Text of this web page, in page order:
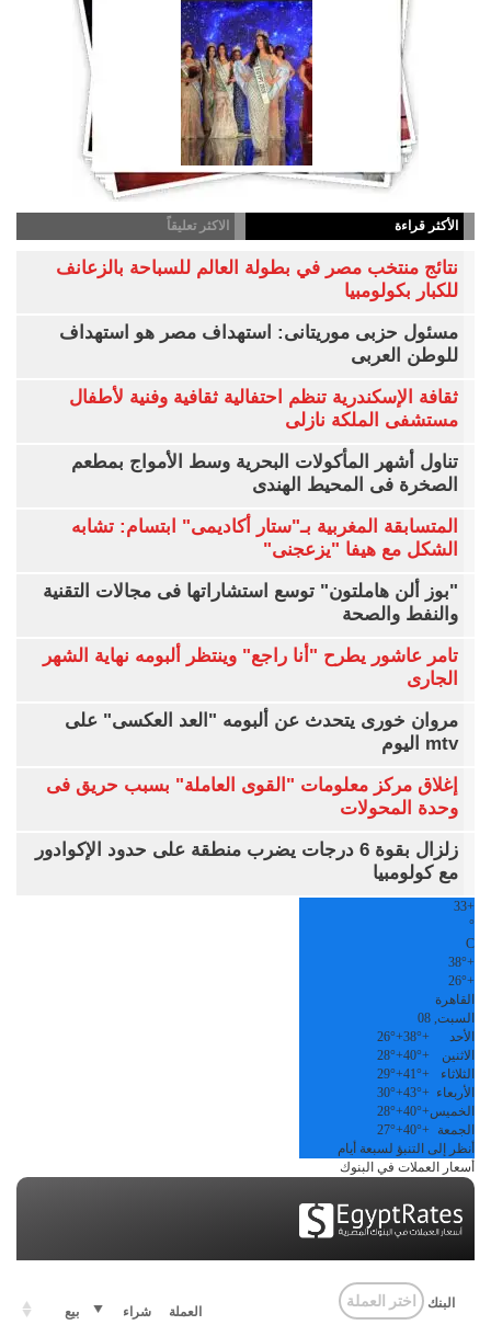
الأكثر قراءة الاكثر تعليقاً
نتائج منتخب مصر في بطولة العالم للسباحة بالزعانف
للكبار بكولومبيا
مسئول حزبى موريتانى: استهداف مصر هو استهداف
للوطن العربى
ثقافة الإسكندرية تنظم احتفالية ثقافية وفنية لأطفال
مستشفى الملكة نازلى
تناول أشهر المأكولات البحرية وسط الأمواج بمطعم
الصخرة فى المحيط الهندى
المتسابقة المغربية بـ"ستار أكاديمى" ابتسام: تشابه
الشكل مع هيفا "يزعجنى"
"بوز ألن هاملتون" توسع استشاراتها فى مجالات التقنية
والنفط والصحة
تامر عاشور يطرح "أنا راجع" وينتظر ألبومه نهاية الشهر
الجارى
مروان خورى يتحدث عن ألبومه "العد العكسى" على
mtv اليوم
إغلاق مركز معلومات "القوى العاملة" بسبب حريق فى
وحدة المحولات
زلزال بقوة 6 درجات يضرب منطقة على حدود الإكوادور
مع كولومبيا
+
33
°
C
+
38°
+
26°
القاهرة
السبت, 08
الأحد
+
38°
+
26°
الاثنين
+
40°
+
28°
الثلاثاء
+
41°
+
29°
الأربعاء +
43°
+
30°
الخميس+
40°
+
28°
الجمعة
+
40°
+
27°
أنظر إلى التنبؤ لسبعة أيام
أسعار العملات في البنوك